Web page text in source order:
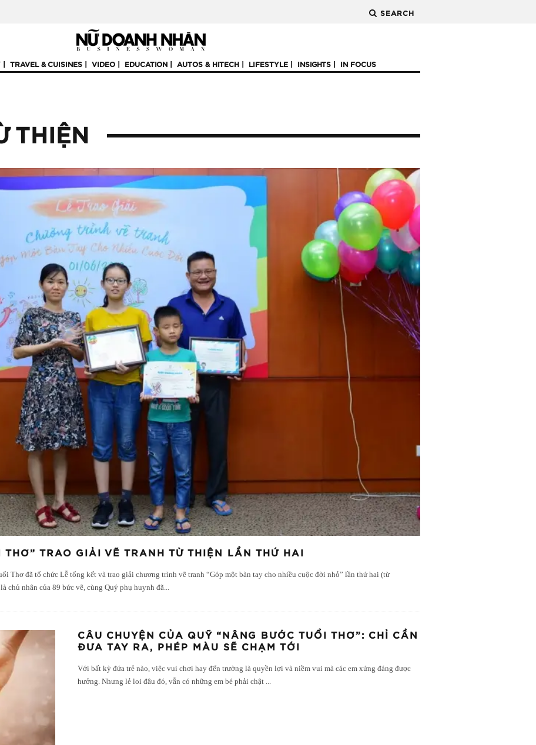
SEARCH
TRAVEL & CUISINES VIDEO EDUCATION AUTOS & HITECH LIFESTYLE INSIGHTS IN FOCUS
THIỆN
THƠ” TRAO GIẢI VẼ TRANH TỪ THIỆN LẦN THỨ HAI
Thơ đã tổ chức Lễ tổng kết và trao giải chương trình vẽ tranh “Góp một bàn tay cho nhiều cuộc đời nhỏ” lần thứ hai (từ
chủ nhân của 89 bức vẽ, cùng Quý phụ huynh đã...
CÂU CHUYỆN CỦA QUỸ “NÂNG BƯỚC TUỔI THƠ”: CHỈ CẦN
ĐƯA TAY RA, PHÉP MÀU SẼ CHẠM TỚI
Với bất kỳ đứa trẻ nào, việc vui chơi hay đến trường là quyền lợi và niềm vui mà các em xứng đáng được
hưởng. Nhưng lẻ loi đâu đó, vẫn có những em bé phải chật ...